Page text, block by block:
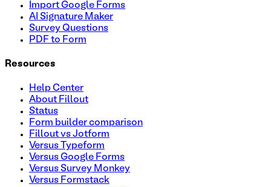
Import Google Forms
AI Signature Maker
Survey Questions
PDF to Form
Resources
Help Center
About Fillout
Status
Form builder comparison
Fillout vs Jotform
Versus Typeform
Versus Google Forms
Versus Survey Monkey
Versus Formstack